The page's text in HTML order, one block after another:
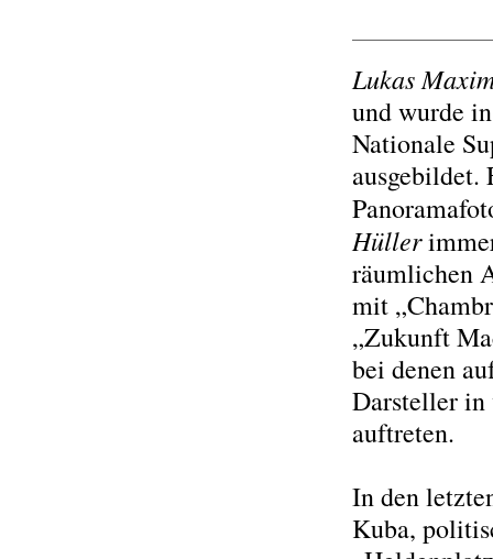
Lukas
und wurde
Nationale
Hüller
räumlichen
mit
„Zukunft
bei denen
Darsteller in
auftreten.
In den
Kuba,